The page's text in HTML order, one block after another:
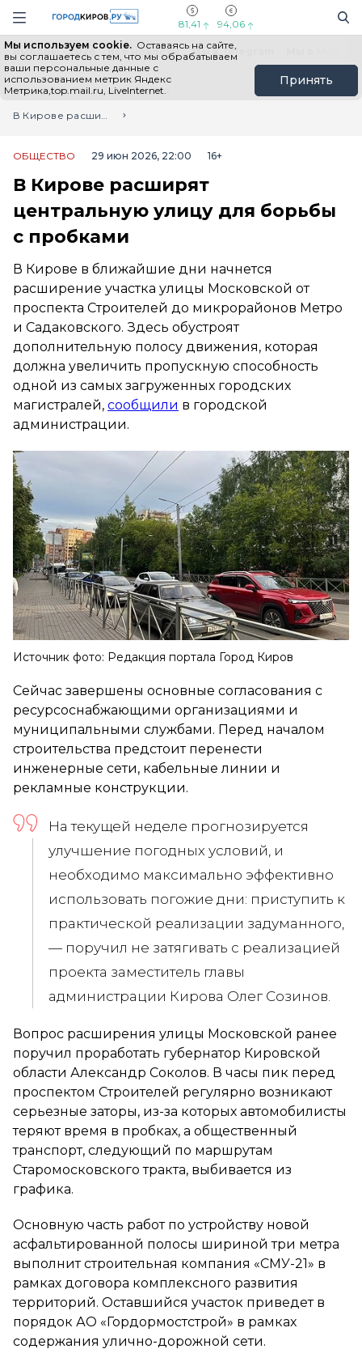
Навигация сайта
81,41 94,06
Мы используем cookie. Оставаясь на сайте,
вы соглашаетесь с тем, что мы обрабатываем
ваши персональные данные с
использованием метрик Яндекс
Метрика,top.mail.ru, LiveInternet.
Принять
Выборы - 2026 Все новости Мы в Telegram
Главная
Лента новостей
В Кирове расширят центральную улицу для борьбы с пробками
ОБЩЕСТВО 29 июн 2026, 22:00 16+
В Кирове расширят
центральную улицу для борьбы
с пробками
В Кирове в ближайшие дни начнется
расширение участка улицы Московской от
проспекта Строителей до микрорайонов Метро
и Садаковского. Здесь обустроят
дополнительную полосу движения, которая
должна увеличить пропускную способность
одной из самых загруженных городских
магистралей, сообщили в городской
администрации.
Источник фото: Редакция портала Город Киров
Сейчас завершены основные согласования с
ресурсоснабжающими организациями и
муниципальными службами. Перед началом
строительства предстоит перенести
инженерные сети, кабельные линии и
рекламные конструкции.
На текущей неделе прогнозируется
улучшение погодных условий, и
необходимо максимально эффективно
использовать погожие дни: приступить к
практической реализации задуманного,
— поручил не затягивать с реализацией
проекта заместитель главы
администрации Кирова Олег Созинов.
Вопрос расширения улицы Московской ранее
поручил проработать губернатор Кировской
области Александр Соколов. В часы пик перед
проспектом Строителей регулярно возникают
серьезные заторы, из-за которых автомобилисты
теряют время в пробках, а общественный
транспорт, следующий по маршрутам
Старомосковского тракта, выбивается из
графика.
Основную часть работ по устройству новой
асфальтированной полосы шириной три метра
выполнит строительная компания «СМУ-21» в
рамках договора комплексного развития
территорий. Оставшийся участок приведет в
порядок АО «Гордормостстрой» в рамках
содержания улично-дорожной сети.